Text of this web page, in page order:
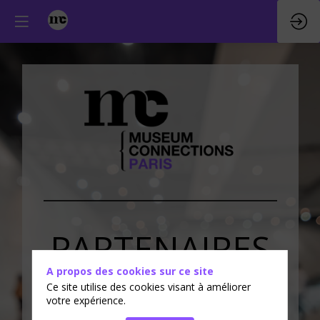
PARTENAIRES
&EXPOSANTS
A propos des cookies sur ce site
Ce site utilise des cookies visant à améliorer
votre expérience.